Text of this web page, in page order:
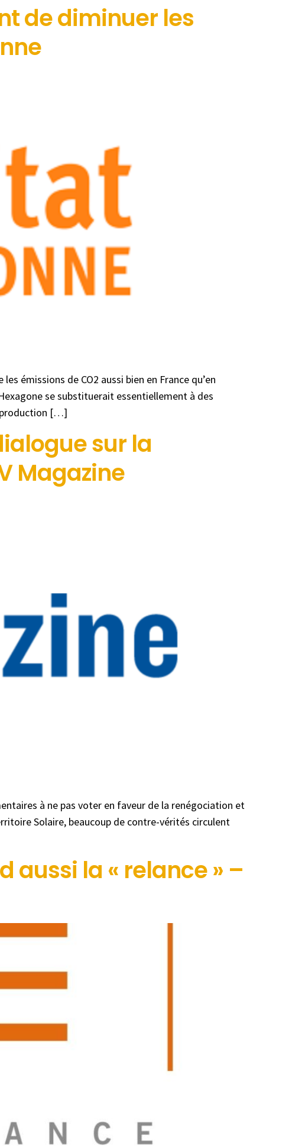
de diminuer les
émissions de CO2 aussi bien en France qu’en
se substituerait essentiellement à des
production […]
sur la
Magazine
à ne pas voter en faveur de la renégociation et
Solaire, beaucoup de contre-vérités circulent
aussi la « relance » –